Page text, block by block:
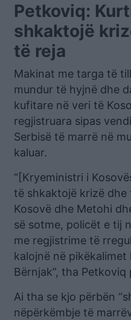
Petkoviq:
shkaktojë
të reja
Makinat me targa të
mundur të hyjnë dhe
kufitare në veri të
regjistruara sipas
Serbisë të marrë në
kaluar.
“[Kryeministri i
të shkaktojë krizë dhe
Kosovë dhe Metohi
së sotme, policët e tij
me regjistrime të
kalojnë në
Bërnjak”, tha
Ai tha se kjo përbën
nëpërkëmbje të